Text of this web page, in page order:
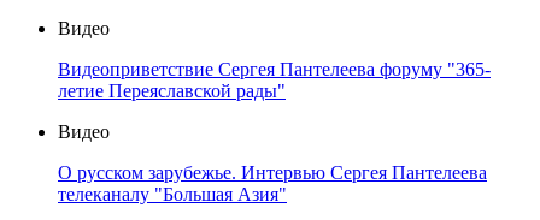
Видео
Видеоприветствие Сергея Пантелеева форуму "365-
летие Переяславской рады"
Видео
О русском зарубежье. Интервью Сергея Пантелеева
телеканалу "Большая Азия"